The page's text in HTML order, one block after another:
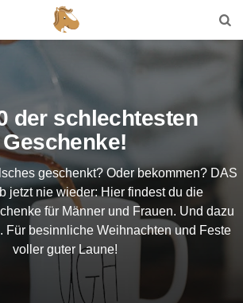
der schlechtesten
Geschenke!
geschenkt? Oder bekommen? DAS
jetzt nie wieder: Hier findest du die
für Männer und Frauen. Und dazu
Für besinnliche Weihnachten und Feste
voller guter Laune!